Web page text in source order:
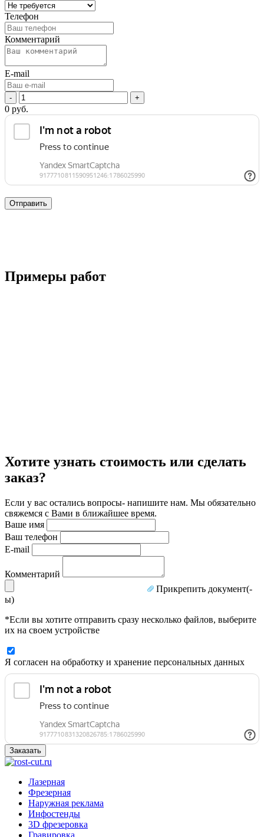
Телефон
Комментарий
E-mail
- +
0 руб.
Отправить
Примеры работ
Хотите узнать стоимость или сделать
заказ?
Если у вас остались вопросы- напишите нам. Мы обязательно
свяжемся с Вами в ближайшее время.
Ваше имя
Ваш телефон
E-mail
Комментарий
Прикрепить документ(-
ы)
*Если вы хотите отправить сразу несколько файлов, выберите
их на своем устройстве
Я согласен на обработку и хранение персональных данных
Заказать
Лазерная
Фрезерная
Наружная реклама
Инфостенды
3D фрезеровка
Гравировка